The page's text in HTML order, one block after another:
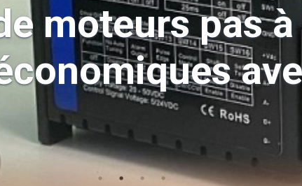
moteurs pas